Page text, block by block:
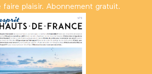
plaisir. Abonnement gratuit.